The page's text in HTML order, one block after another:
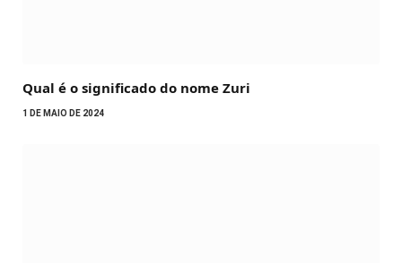
Qual é o significado do nome Zuri
1 DE MAIO DE 2024